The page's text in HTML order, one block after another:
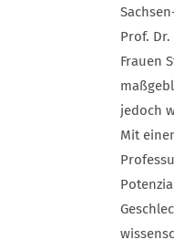
Prof.
Frauen
jedoch
Mit